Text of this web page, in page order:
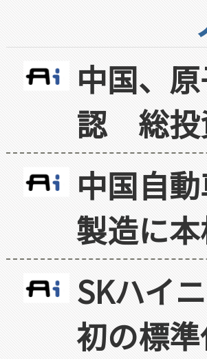
中国、
認 総投
中国自
製造に
SKハイ
初の標